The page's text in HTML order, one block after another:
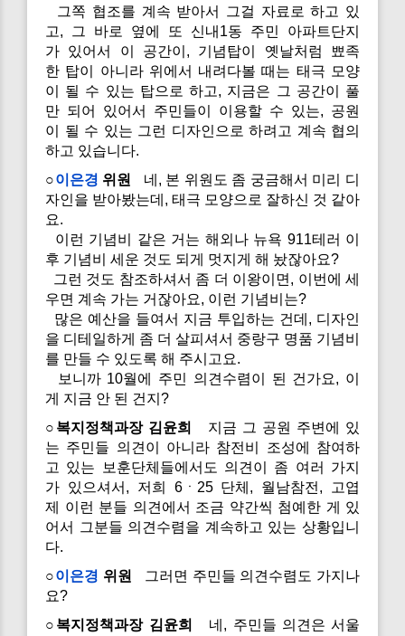
그쪽 협조를 계속 받아서 그걸 자료로 하고 있
고, 그 바로 옆에 또 신내1동 주민 아파트단지
가 있어서 이 공간이, 기념탑이 옛날처럼 뾰족
한 탑이 아니라 위에서 내려다볼 때는 태극 모양
이 될 수 있는 탑으로 하고, 지금은 그 공간이 풀
만 되어 있어서 주민들이 이용할 수 있는, 공원
이 될 수 있는 그런 디자인으로 하려고 계속 협의
하고 있습니다.
○이은경 위원
네, 본 위원도 좀 궁금해서 미리 디
자인을 받아봤는데, 태극 모양으로 잘하신 것 같아
요.
이런 기념비 같은 거는 해외나 뉴욕 911테러 이
후 기념비 세운 것도 되게 멋지게 해 놨잖아요?
그런 것도 참조하셔서 좀 더 이왕이면, 이번에 세
우면 계속 가는 거잖아요, 이런 기념비는?
많은 예산을 들여서 지금 투입하는 건데, 디자인
을 디테일하게 좀 더 살피셔서 중랑구 명품 기념비
를 만들 수 있도록 해 주시고요.
보니까 10월에 주민 의견수렴이 된 건가요, 이
게 지금 안 된 건지?
○복지정책과장 김윤희
지금 그 공원 주변에 있
는 주민들 의견이 아니라 참전비 조성에 참여하
고 있는 보훈단체들에서도 의견이 좀 여러 가지
가 있으셔서, 저희 6ㆍ25 단체, 월남참전, 고엽
제 이런 분들 의견에서 조금 약간씩 첨예한 게 있
어서 그분들 의견수렴을 계속하고 있는 상황입니
다.
○이은경 위원
그러면 주민들 의견수렴도 가지나
요?
○복지정책과장 김윤희
네, 주민들 의견은 서울